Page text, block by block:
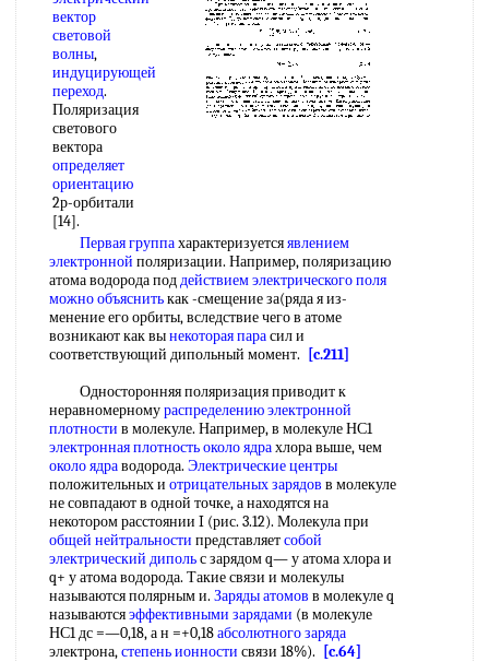
вектор
световой
волны,
индуцирующей
переход.
Поляризация
светового
вектора
определяет
ориентацию
2р-орбитали
[14].
Первая группахарактеризуетсяявлением
электронной поляризации. Например, поляризацию
атома водорода поддействием электрического поля
можно объяснитькак -смещение за(ряда я из-
менение его орбиты, вследствие чего в атоме
возникают как вынекоторая парасил и
соответствующий дипольный момент.
[c.211]
Односторонняя поляризация приводит к
неравномерномураспределению электронной
плотности в молекуле. Например, в молекуле НС1
электронная плотностьоколо ядрахлора выше, чем
около ядраводорода. Электрические центры
положительных и отрицательных зарядов в молекуле
не совпадают в одной точке, а находятся на
некотором расстоянии I (рис. 3.12). Молекула при
общей нейтральности представляетсобой
электрический дипольс зарядом q— у атома хлора и
q+ у атома водорода. Такие связи и молекулы
называются полярным и. Заряды атомов в молекуле q
называютсяэффективными зарядами (в молекуле
НС1 дс =—0,18, а н =+0,18абсолютного заряда
электрона,степень ионности связи 18%).
[c.64]